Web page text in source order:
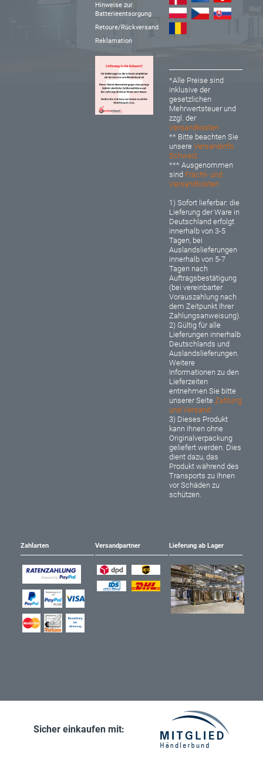
Hinweise zur
Batterieentsorgung
Retoure/Rückversand
Reklamation
*Alle Preise sind
inklusive der
gesetzlichen
Mehrwertsteuer und
zzgl. der
Versandkosten
** Bitte beachten Sie
unsereVersandinfo
Schweiz
*** Ausgenommen
sind Fracht- und
Versandkosten
1) Sofort lieferbar: die
Lieferung der Ware in
Deutschland erfolgt
innerhalb von 3-5
Tagen, bei
Auslandslieferungen
innerhalb von 5-7
Tagen nach
Auftragsbestätigung
(bei vereinbarter
Vorauszahlung nach
dem Zeitpunkt Ihrer
Zahlungsanweisung).
2) Gültig für alle
Lieferungen innerhalb
Deutschlands und
Auslandslieferungen.
Weitere
Informationen zu den
Lieferzeiten
entnehmen Sie bitte
unserer SeiteZahlung
und Versand
3) Dieses Produkt
kann Ihnen ohne
Originalverpackung
geliefert werden. Dies
dient dazu, das
Produkt während des
Transports zu Ihnen
vor Schäden zu
schützen.
Zahlarten Versandpartner Lieferung ab Lager
Sicher einkaufen mit: